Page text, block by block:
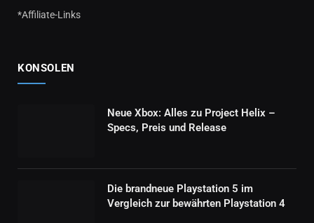
*Affiliate-Links
KONSOLEN
Neue Xbox: Alles zu Project Helix –
Specs, Preis und Release
Die brandneue Playstation 5 im
Vergleich zur bewährten Playstation 4